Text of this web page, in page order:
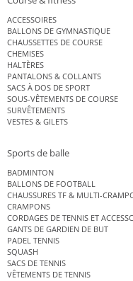
ACCESSOIRES
BALLONS DE GYMNASTIQUE
CHAUSSETTES DE COURSE
CHEMISES
HALTÈRES
PANTALONS & COLLANTS
SACS À DOS DE SPORT
SOUS-VÊTEMENTS DE COURSE
SURVÊTEMENTS
VESTES & GILETS
Sports de balle
BADMINTON
BALLONS DE FOOTBALL
CHAUSSURES TF & MULTI-
CRAMPONS
CORDAGES DE TENNIS ET
GANTS DE GARDIEN DE BUT
PADEL TENNIS
SQUASH
SACS DE TENNIS
VÊTEMENTS DE TENNIS